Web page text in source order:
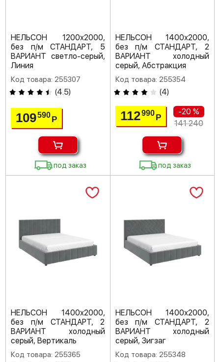
НЕЛЬСОН 1200х2000,
без п/м СТАНДАРТ, 5
ВАРИАНТ светло-серый,
Линия
Код товара: 255307
(4.5)
109590 Р
под заказ
НЕЛЬСОН 1400х2000,
без п/м СТАНДАРТ, 2
ВАРИАНТ холодный
серый, Абстракция
Код товара: 255354
(4)
112990 Р
-20 %
141 240
под заказ
НЕЛЬСОН 1400х2000,
без п/м СТАНДАРТ, 2
ВАРИАНТ холодный
серый, Вертикаль
Код товара: 255365
НЕЛЬСОН 1400х2000,
без п/м СТАНДАРТ, 2
ВАРИАНТ холодный
серый, Зигзаг
Код товара: 255348